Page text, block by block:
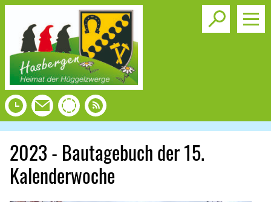
Toggle
2023 - Bautagebuch der 15.
Kalenderwoche